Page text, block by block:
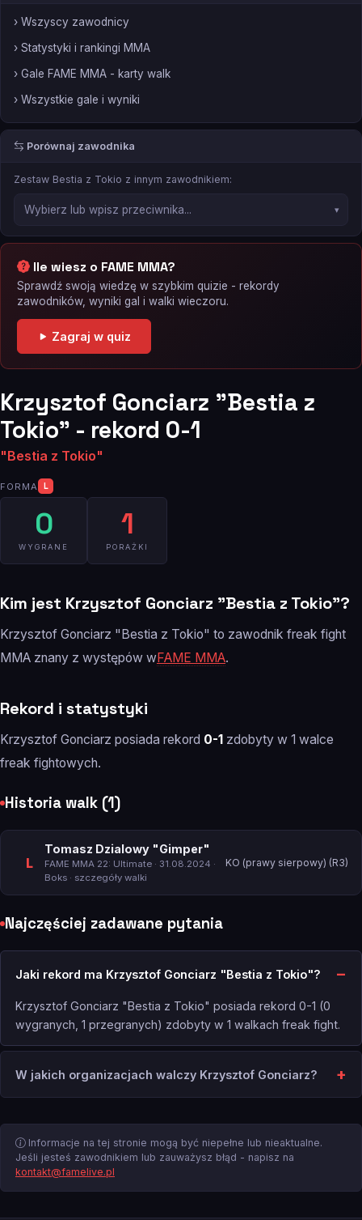
› Wszyscy zawodnicy
› Statystyki i rankingi MMA
› Gale FAME MMA - karty walk
› Wszystkie gale i wyniki
Porównaj zawodnika
Zestaw Bestia z Tokio z innym zawodnikiem:
Ile wiesz o FAME MMA?
Sprawdź swoją wiedzę w szybkim quizie - rekordy
zawodników, wyniki gal i walki wieczoru.
Zagraj w quiz
Krzysztof Gonciarz "Bestia z
Tokio" - rekord 0-1
"Bestia z Tokio"
FORMA L
0
WYGRANE
1
PORAŻKI
Kim jest Krzysztof Gonciarz "Bestia z Tokio"?
Krzysztof Gonciarz "Bestia z Tokio" to zawodnik freak fight
MMA znany z występów wFAME MMA.
Rekord i statystyki
Krzysztof Gonciarz posiada rekord 0-1 zdobyty w 1 walce
freak fightowych.
Historia walk (1)
L
Tomasz Dzialowy "Gimper"
FAME MMA 22: Ultimate · 31.08.2024 ·
Boks · szczegóły walki
KO (prawy sierpowy) (R3)
Najczęściej zadawane pytania
Jaki rekord ma Krzysztof Gonciarz "Bestia z Tokio"?
Krzysztof Gonciarz "Bestia z Tokio" posiada rekord 0-1 (0
wygranych, 1 przegranych) zdobyty w 1 walkach freak fight.
W jakich organizacjach walczy Krzysztof Gonciarz?
Informacje na tej stronie mogą być niepełne lub nieaktualne.
Jeśli jesteś zawodnikiem lub zauważysz błąd - napisz na
kontakt@famelive.pl